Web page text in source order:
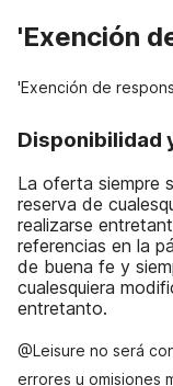
'Exención
'Exención de
Disponibilidad
La oferta siempre
reserva de
realizarse
referencias en la
de buena fe y
cualesquiera
entretanto.
@Leisure no será
errores u omisiones